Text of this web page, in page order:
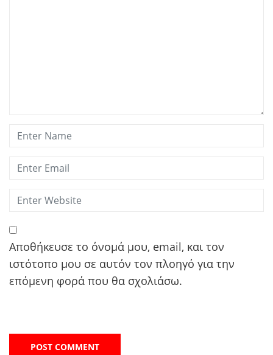
Αποθήκευσε το όνομά μου, email, και τον
ιστότοπο μου σε αυτόν τον πλοηγό για την
επόμενη φορά που θα σχολιάσω.